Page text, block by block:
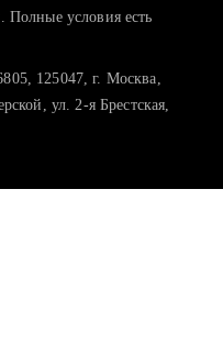
Полные условия есть
125047, г. Москва,
ул. 2-я Брестская,